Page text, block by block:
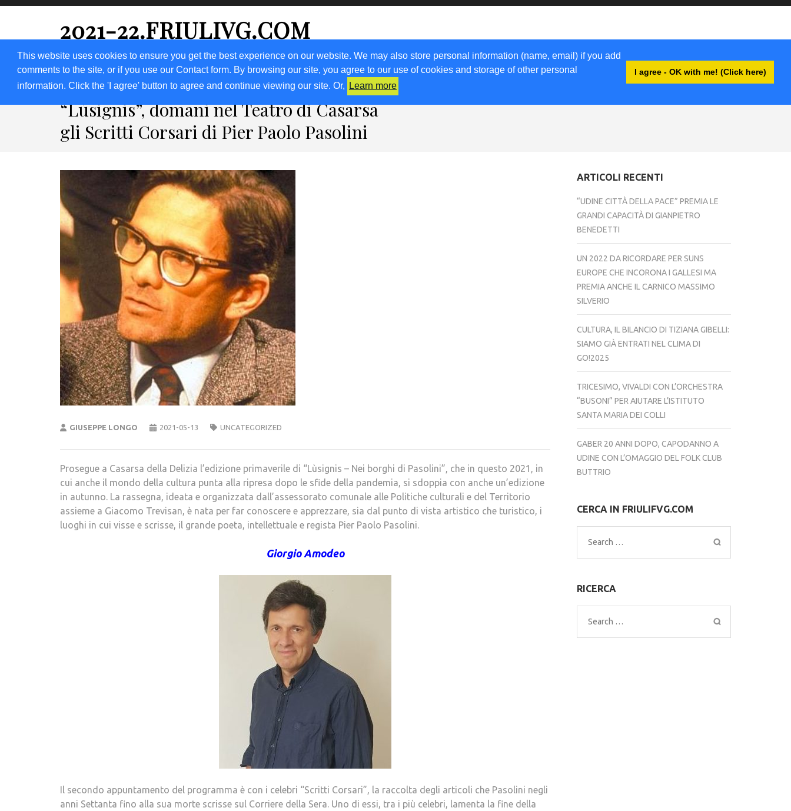
This website uses cookies to ensure you get the best experience on our website. We may also store personal information (name, email) if you add
comments to the site, or if you use our Contact form. By browsing our site, you agree to our use of cookies and storage of other personal
information. Click the 'I agree' button to agree and continue viewing our site. Or,
Learn more
I agree - OK with me! (Click here)
2021-22.FRIULIVG.COM
HOME 2023 2020 2019 2018 RICETTE KM0 VIGNETO FVG FRIULIVG.IT LIBRI ACCEDI
“Lùsignis”, domani nel Teatro di Casarsa
gli Scritti Corsari di Pier Paolo Pasolini
GIUSEPPE LONGO 2021-05-13 UNCATEGORIZED
Prosegue a Casarsa della Delizia l’edizione primaverile di “Lùsignis – Nei borghi di Pasolini”, che in questo 2021, in
cui anche il mondo della cultura punta alla ripresa dopo le sfide della pandemia, si sdoppia con anche un’edizione
in autunno. La rassegna, ideata e organizzata dall’assessorato comunale alle Politiche culturali e del Territorio
assieme a Giacomo Trevisan, è nata per far conoscere e apprezzare, sia dal punto di vista artistico che turistico, i
luoghi in cui visse e scrisse, il grande poeta, intellettuale e regista Pier Paolo Pasolini.
Giorgio Amodeo
Il secondo appuntamento del programma è con i celebri “Scritti Corsari”, la raccolta degli articoli che Pasolini negli
anni Settanta fino alla sua morte scrisse sul Corriere della Sera. Uno di essi, tra i più celebri, lamenta la fine della
ARTICOLI RECENTI
“UDINE CITTÀ DELLA PACE” PREMIA LE
GRANDI CAPACITÀ DI GIANPIETRO
BENEDETTI
UN 2022 DA RICORDARE PER SUNS
EUROPE CHE INCORONA I GALLESI MA
PREMIA ANCHE IL CARNICO MASSIMO
SILVERIO
CULTURA, IL BILANCIO DI TIZIANA GIBELLI:
SIAMO GIÀ ENTRATI NEL CLIMA DI
GO!2025
TRICESIMO, VIVALDI CON L’ORCHESTRA
“BUSONI” PER AIUTARE L’ISTITUTO
SANTA MARIA DEI COLLI
GABER 20 ANNI DOPO, CAPODANNO A
UDINE CON L’OMAGGIO DEL FOLK CLUB
BUTTRIO
CERCA IN FRIULIFVG.COM
Search
for:
RICERCA
Search
for: